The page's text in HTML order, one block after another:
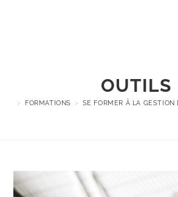
OUTILS
> FORMATIONS > SE FORMER À LA